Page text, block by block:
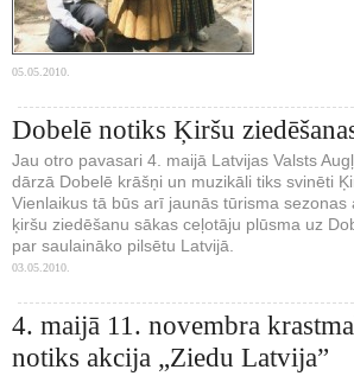
05.05.2010.
Dobelē notiks Ķiršu
Jau otro pavasari 4. maijā Latvijas Valsts
dārzā Dobelē krāšņi un muzikāli tiks svinēti
Vienlaikus tā būs arī jaunās tūrisma sezonas
ķiršu ziedēšanu sākas ceļotāju plūsma uz
par saulaināko pilsētu Latvijā.
03.05.2010.
4. maijā 11. novembra
notiks akcija „Ziedu Latvija”